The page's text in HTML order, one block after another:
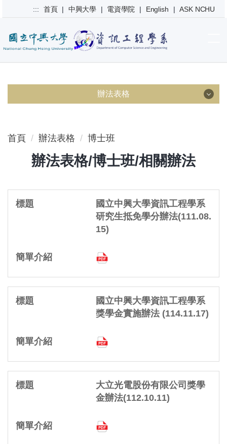
主
要
::: 首頁 | 中興大學 | 電資學院 | English | ASK NCHU
辦法表格
大學部
碩士班
首頁 辦法表格 博士班
辦法表格/博士班/相關辦法
國立中興大學資訊工程學系
研究生抵免學分辦法(111.08.
15)
國立中興大學資訊工程學系
獎學金實施辦法 (114.11.17)
大立光電股份有限公司獎學
金辦法(112.10.11)